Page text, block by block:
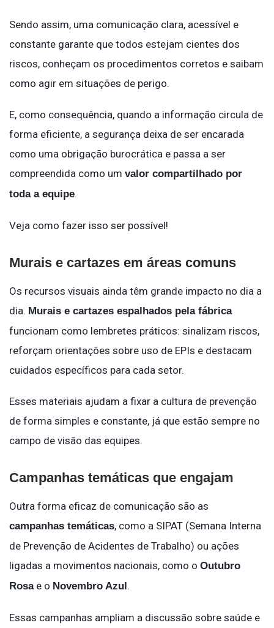
Sendo assim, uma comunicação clara, acessível e
constante garante que todos estejam cientes dos
riscos, conheçam os procedimentos corretos e saibam
como agir em situações de perigo.
E, como consequência, quando a informação circula de
forma eficiente, a segurança deixa de ser encarada
como uma obrigação burocrática e passa a ser
compreendida como um valor compartilhado por
toda a equipe.
Veja como fazer isso ser possível!
Murais e cartazes em áreas comuns
Os recursos visuais ainda têm grande impacto no dia a
dia. Murais e cartazes espalhados pela fábrica
funcionam como lembretes práticos: sinalizam riscos,
reforçam orientações sobre uso de EPIs e destacam
cuidados específicos para cada setor.
Esses materiais ajudam a fixar a cultura de prevenção
de forma simples e constante, já que estão sempre no
campo de visão das equipes.
Campanhas temáticas que engajam
Outra forma eficaz de comunicação são as
campanhas temáticas, como a SIPAT (Semana Interna
de Prevenção de Acidentes de Trabalho) ou ações
ligadas a movimentos nacionais, como o Outubro
Rosae o Novembro Azul.
Essas campanhas ampliam a discussão sobre saúde e